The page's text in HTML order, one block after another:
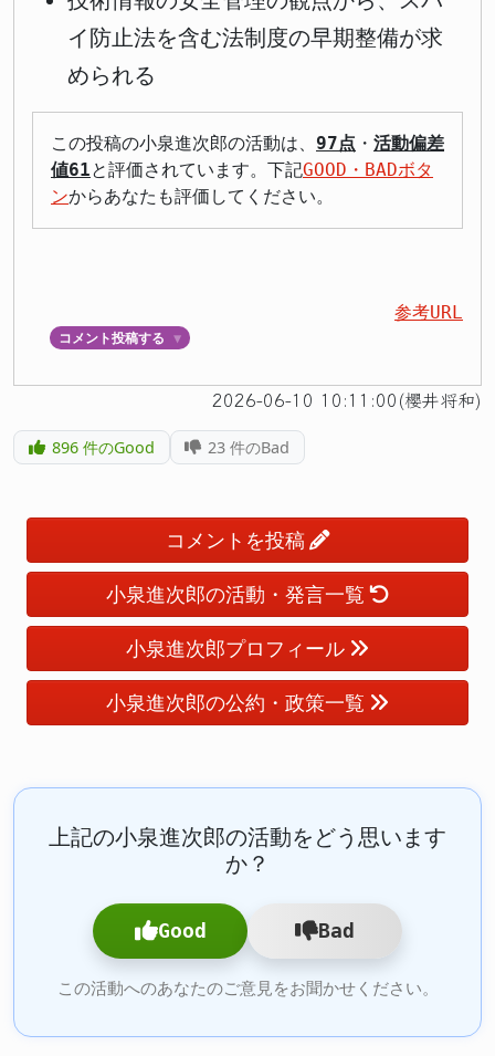
イ防止法を含む法制度の早期整備が求
められる
この投稿の小泉進次郎の活動は、 97点 ・ 活動偏差
値61と評価されています。下記GOOD・BADボタ
ンからあなたも評価してください。
参考URL
コメント投稿する ▼
2026-06-10 10:11:00(櫻井将和)
896件のGood 23 件のBad
コメントを投稿
小泉進次郎の活動・発言一覧
小泉進次郎プロフィール
小泉進次郎の公約・政策一覧
上記の小泉進次郎の活動をどう思います
か？
Good Bad
この活動へのあなたのご意見をお聞かせください。